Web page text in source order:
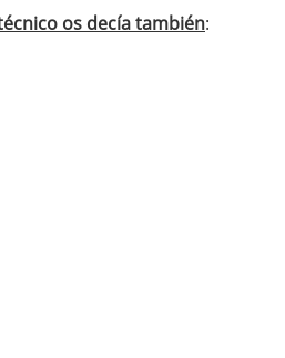
os decía también: